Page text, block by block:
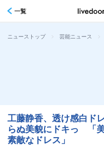
一覧
ニューストップ > 芸能ニュース >
工藤静香、透け感白ド
らぬ美貌にドキっ 「
素敵なドレス」